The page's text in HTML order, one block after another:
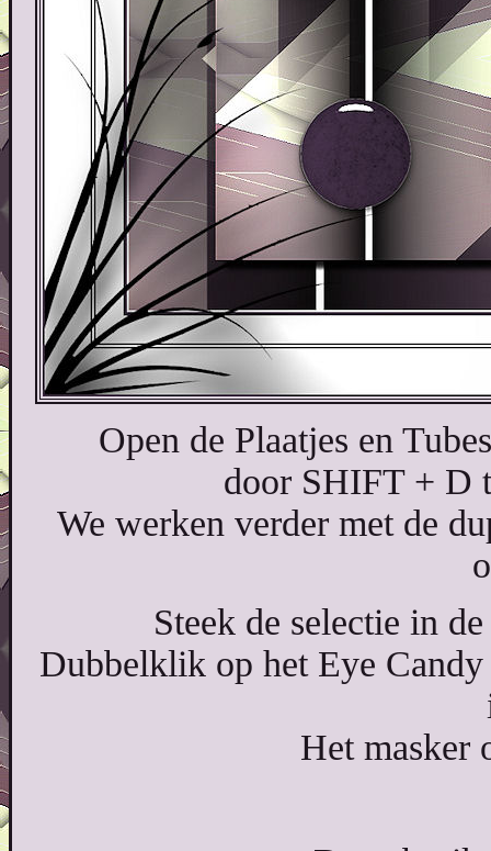
Open de Plaatjes en
door SHIFT + D
We werken verder met de
Steek de selectie in
Dubbelklik op het Eye
Het masker